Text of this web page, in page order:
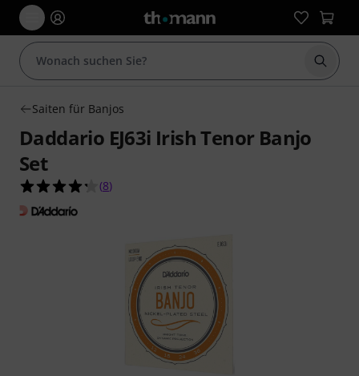
Suche
Saiten für Banjos
Daddario EJ63i Irish Tenor Banjo
Set
4.3 von 5 Sternen aus 8 Kundenbewertungen
(8)